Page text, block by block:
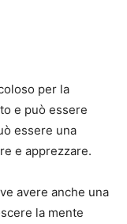
per la
e può essere
essere una
e apprezzare.
avere anche una
la mente